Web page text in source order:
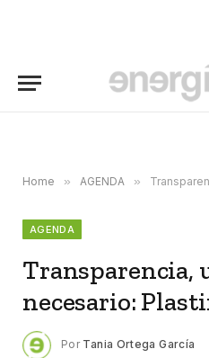
Home » AGENDA » Transparencia,
AGENDA
Transparencia,
necesario:
Por Tania Ortega García